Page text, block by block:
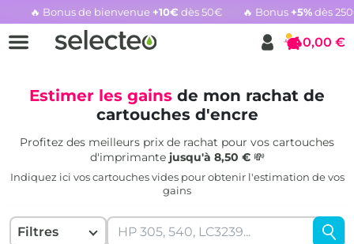
🔥 Bonus de bienvenue +10€ dès 50€ 🔥 Bonus +5%dès
Rachat cartouche vide, voir l'offre promotionnelle
Panier
0,00 €
Estimer les gains de mon rachat de
cartouches d'encre
Profitez des meilleurs prix de rachat pour vos cartouches
d'imprimante jusqu'à 8,50 €💸
Indiquez ici vos cartouches vides pour obtenir l'estimation de vos
gains
Filtres